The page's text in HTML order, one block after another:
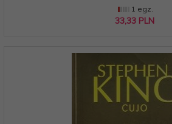
1 egz.
33,33 PLN